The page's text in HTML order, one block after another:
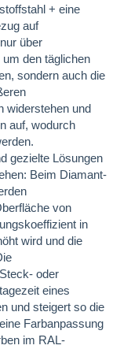
+ eine
auf
über
den täglichen
sondern auch die
widerstehen und
auf, wodurch
gezielte Lösungen
Beim Diamant-
von
in
wird und die
oder
eines
und steigert so die
Farbanpassung
im RAL-